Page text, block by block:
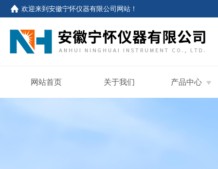
欢迎来到安徽宁怀仪器有限公司网站 ！
网站首页 关于我们 产品中心